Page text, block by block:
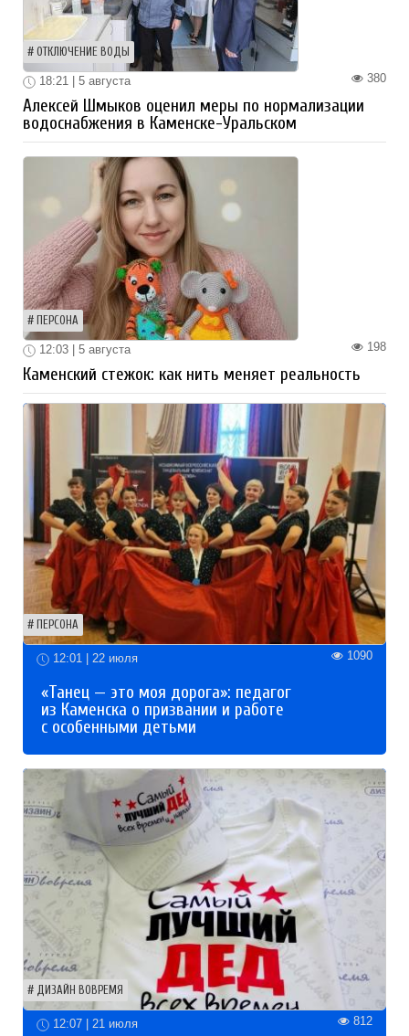
ОТКЛЮЧЕНИЕ ВОДЫ
380
18:21 | 5 августа
Алексей Шмыков оценил меры по нормализации
водоснабжения в Каменске-Уральском
ПЕРСОНА
198
12:03 | 5 августа
Каменский стежок: как нить меняет реальность
ПЕРСОНА
12:01 | 22 июля 1090
«Танец — это моя дорога»: педагог
из Каменска о призвании и работе
с особенными детьми
ДИЗАЙН ВОВРЕМЯ
12:07 | 21 июля 812